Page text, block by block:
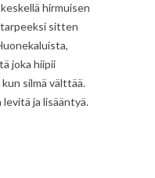
hirmuisen
sitten
joka hiipii
silmä välttää.
levitä ja lisääntyä.